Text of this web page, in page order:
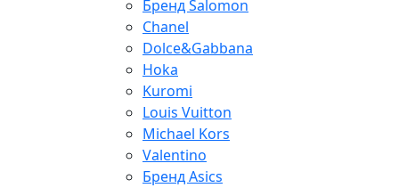
Бренд Salomon
Chanel
Dolce&Gabbana
Hoka
Kuromi
Louis Vuitton
Michael Kors
Valentino
Бренд Asics